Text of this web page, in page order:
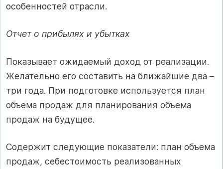
особенностей отрасли.
Отчет о прибылях и убытках
Показывает ожидаемый доход от реализации.
Желательно его составить на ближайшие два –
три года. При подготовке используется план
объема продаж для планирования объема
продаж на будущее.
Содержит следующие показатели: план объема
продаж, себестоимость реализованных